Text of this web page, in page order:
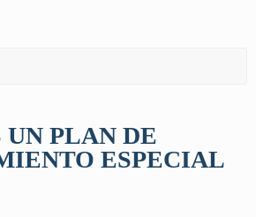
UN PLAN DE
ESPECIAL